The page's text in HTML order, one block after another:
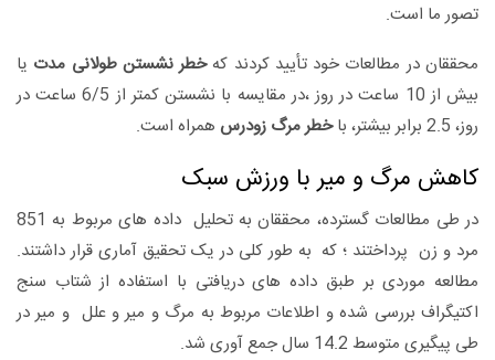
تصور ما است.
محققان در مطالعات خود تأیید کردند کهخطر نشستن طولانی مدت یا
بیش از 10 ساعت در روز ،در مقایسه با نشستن کمتر از 6/5 ساعت در
روز، 2.5 برابر بیشتر، با
خطر مرگ زودرس همراه است.
کاهش مرگ و میر با ورزش سبک
در طی مطالعات گسترده، محققان به تحلیل داده های مربوط به 851
مرد و زن پرداختند ؛ که به طور کلی در یک تحقیق آماری قرار داشتند.
مطالعه موردی بر طبق داده های دریافتی با استفاده از شتاب سنج
اکتیگراف بررسی شده و اطلاعات مربوط به مرگ و میر و علل و میر در
طی پیگیری متوسط ​​14.2 سال جمع آوری شد.